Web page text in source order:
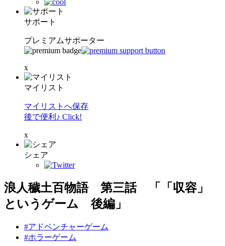
サポート
プレミアムサポーター
x
マイリスト
マイリストへ保存
後で便利♪ Click!
x
シェア
浪人穢土百物語 第三話 「「収容」
というゲーム 後編」
#アドベンチャーゲーム
#ホラーゲーム